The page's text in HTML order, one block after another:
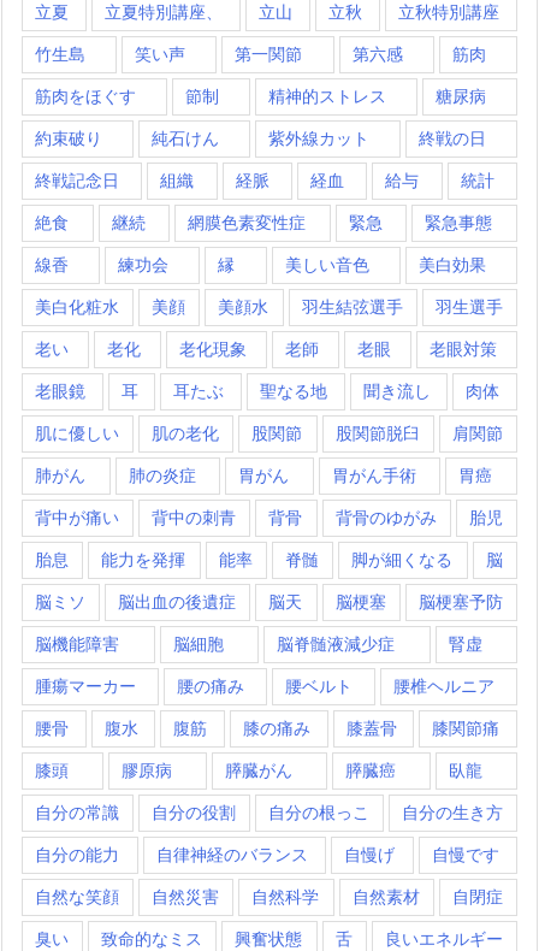
立夏 立夏特別講座、 立山 立秋 立秋特別講座
竹生島 笑い声 第一関節 第六感 筋肉
筋肉をほぐす 節制 精神的ストレス 糖尿病
約束破り 純石けん 紫外線カット 終戦の日
終戦記念日 組織 経脈 経血 給与 統計
絶食 継続 網膜色素変性症 緊急 緊急事態
線香 練功会 縁 美しい音色 美白効果
美白化粧水 美顔 美顔水 羽生結弦選手 羽生選手
老い 老化 老化現象 老師 老眼 老眼対策
老眼鏡 耳 耳たぶ 聖なる地 聞き流し 肉体
肌に優しい 肌の老化 股関節 股関節脱臼 肩関節
肺がん 肺の炎症 胃がん 胃がん手術 胃癌
背中が痛い 背中の刺青 背骨 背骨のゆがみ 胎児
胎息 能力を発揮 能率 脊髄 脚が細くなる 脳
脳ミソ 脳出血の後遺症 脳天 脳梗塞 脳梗塞予防
脳機能障害 脳細胞 脳脊髄液減少症 腎虚
腫瘍マーカー 腰の痛み 腰ベルト 腰椎ヘルニア
腰骨 腹水 腹筋 膝の痛み 膝蓋骨 膝関節痛
膝頭 膠原病 膵臓がん 膵臓癌 臥龍
自分の常識 自分の役割 自分の根っこ 自分の生き方
自分の能力 自律神経のバランス 自慢げ 自慢です
自然な笑顔 自然災害 自然科学 自然素材 自閉症
臭い 致命的なミス 興奮状態 舌 良いエネルギー